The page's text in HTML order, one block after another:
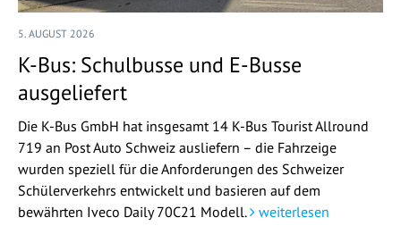
5. AUGUST 2026
K-Bus: Schulbusse und E-Busse
ausgeliefert
Die K-Bus GmbH hat insgesamt 14 K-Bus Tourist Allround
719 an Post Auto Schweiz ausliefern – die Fahrzeige
wurden speziell für die Anforderungen des Schweizer
Schülerverkehrs entwickelt und basieren auf dem
bewährten Iveco Daily 70C21 Modell.
weiterlesen